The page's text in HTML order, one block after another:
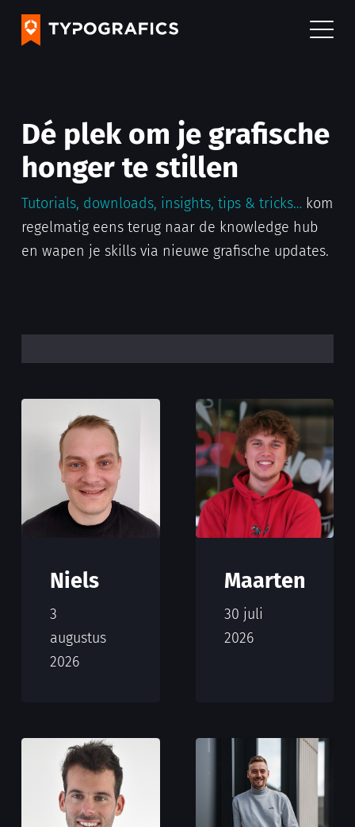
Dé plek om je grafische
honger te stillen
Tutorials, downloads, insights, tips & tricks… kom
regelmatig eens terug naar de knowledge hub
en wapen je skills via nieuwe grafische updates.
Niels
3
augustus
2026
Maarten
30 juli
2026